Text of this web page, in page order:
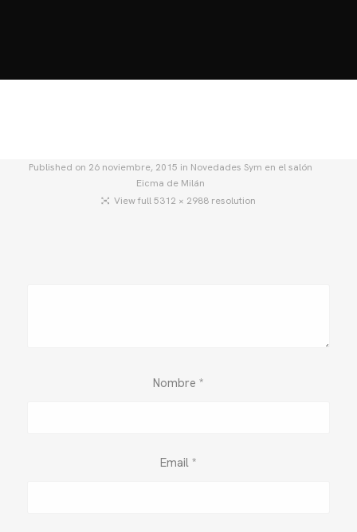
Published on 26 noviembre, 2015 in Novedades Sym en el salón
Eicma de Milán
View full 5312 × 2988 resolution
Nombre *
Email *